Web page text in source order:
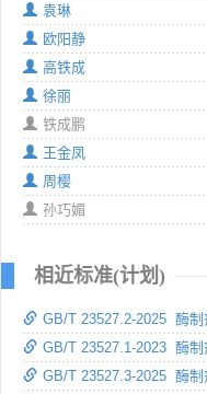
袁琳
欧阳静
高铁成
徐丽
铁成鹏
王金凤
周樱
孙巧媚
相近标准(计划)
GB/T 23527.2-2025 酶制
GB/T 23527.1-2023 酶制
GB/T 23527.3-2025 酶制